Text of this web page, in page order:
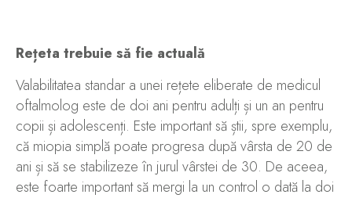
Rețeta trebuie să fie actuală
Valabilitatea standar a unei rețete eliberate de medicul
oftalmolog este de doi ani pentru adulți și un an pentru
copii și adolescenți. Este important să știi, spre exemplu,
că miopia simplă poate progresa după vârsta de 20 de
ani și să se stabilizeze în jurul vârstei de 30. De aceea,
este foarte important să mergi la un control o dată la doi